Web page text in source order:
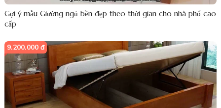
Gợi ý mẫu Giường ngủ bền đẹp theo thời gian cho nhà phố cao
cấp
9.200.000 đ